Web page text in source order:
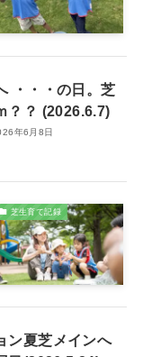
・・・の日。芝
？？ (2026.6.7)
年6月8日
芝生育て記録
ン夏芝メインへ